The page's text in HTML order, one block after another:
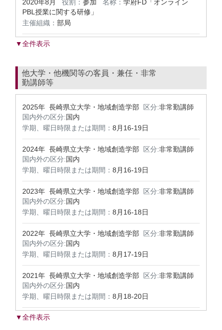
2020年8月 役割： 参加 名称： 学府FD「オンライン
PBL授業に関する研修」
主催組織： 部局
▼全件表示
他大学・他機関等の客員・兼任・非常
勤講師等
2025年 長崎県立大学・地域創造学部 区分:非常勤講師
国内外の区分:国内
学期、曜日時限または期間： 8月16-19日
2024年 長崎県立大学・地域創造学部 区分:非常勤講師
国内外の区分:国内
学期、曜日時限または期間： 8月16-19日
2023年 長崎県立大学・地域創造学部 区分:非常勤講師
国内外の区分:国内
学期、曜日時限または期間： 8月16-18日
2022年 長崎県立大学・地域創造学部 区分:非常勤講師
国内外の区分:国内
学期、曜日時限または期間： 8月17-19日
2021年 長崎県立大学・地域創造学部 区分:非常勤講師
国内外の区分:国内
学期、曜日時限または期間： 8月18-20日
▼全件表示